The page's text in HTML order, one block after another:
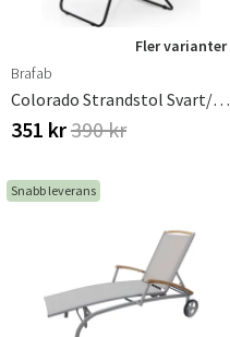
Fler varianter
Brafab
Colorado Strandstol Svart/blå
351 kr390 kr
Snabb leverans